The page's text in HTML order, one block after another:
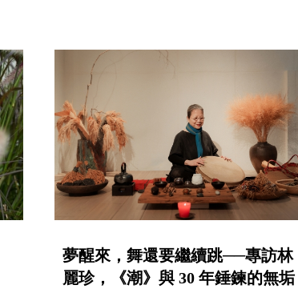
夢醒來，舞還要繼續跳──專訪林
麗珍，《潮》與 30 年錘鍊的無垢